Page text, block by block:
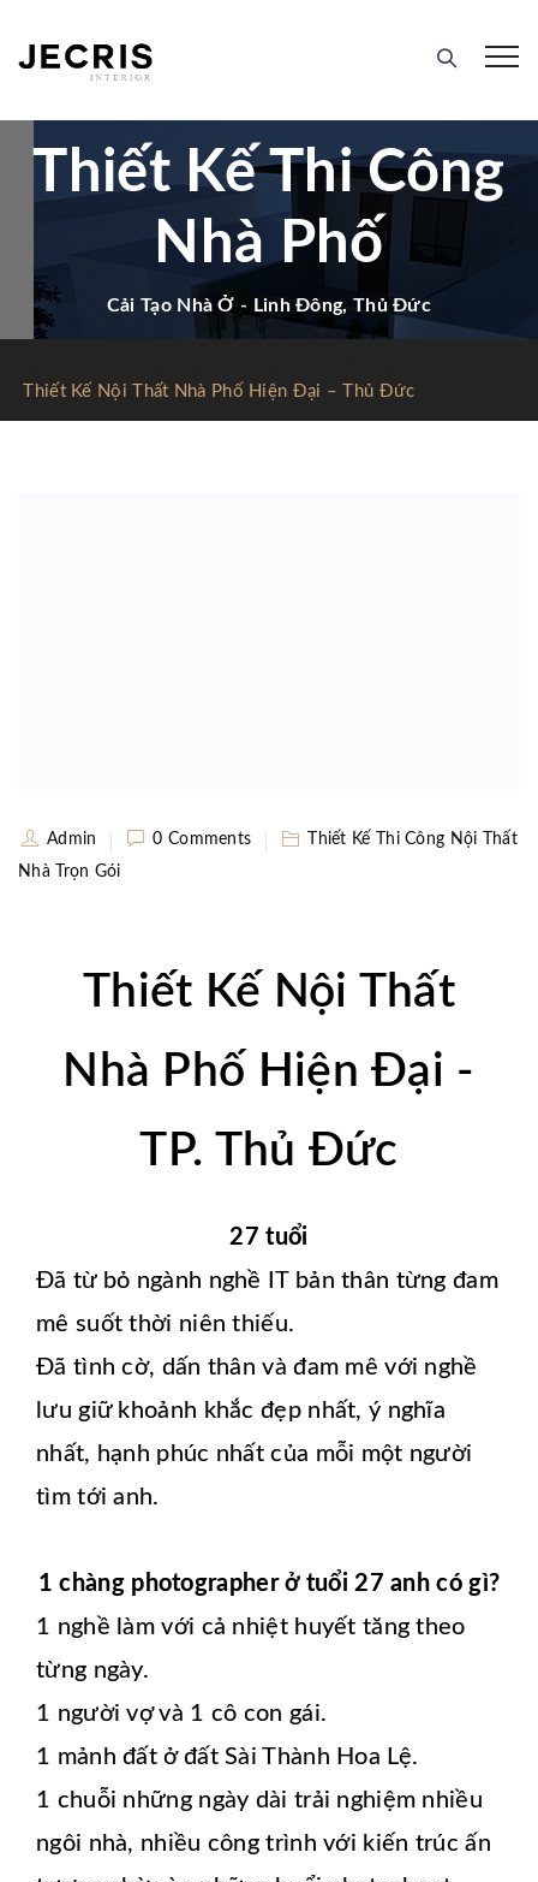
Thiết Kế Thi Công
Nhà Phố
Cải Tạo Nhà Ở - Linh Đông, Thủ Đức
Thiết Kế Nội Thất Nhà Phố Hiện Đại – Thủ Đức
Admin 0 Comments
Thiết Kế Thi Công Nội Thất
Nhà Trọn Gói
Thiết Kế Nội Thất
Nhà Phố Hiện Đại -
TP. Thủ Đức
27 tuổi
Đã từ bỏ ngành nghề IT bản thân từng đam
mê suốt thời niên thiếu.
Đã tình cờ, dấn thân và đam mê với nghề
lưu giữ khoảnh khắc đẹp nhất, ý nghĩa
nhất, hạnh phúc nhất của mỗi một người
tìm tới anh.
1 chàng photographer ở tuổi 27 anh có gì?
1 nghề làm với cả nhiệt huyết tăng theo
từng ngày.
1 người vợ và 1 cô con gái.
1 mảnh đất ở đất Sài Thành Hoa Lệ.
1 chuỗi những ngày dài trải nghiệm nhiều
ngôi nhà, nhiều công trình với kiến trúc ấn